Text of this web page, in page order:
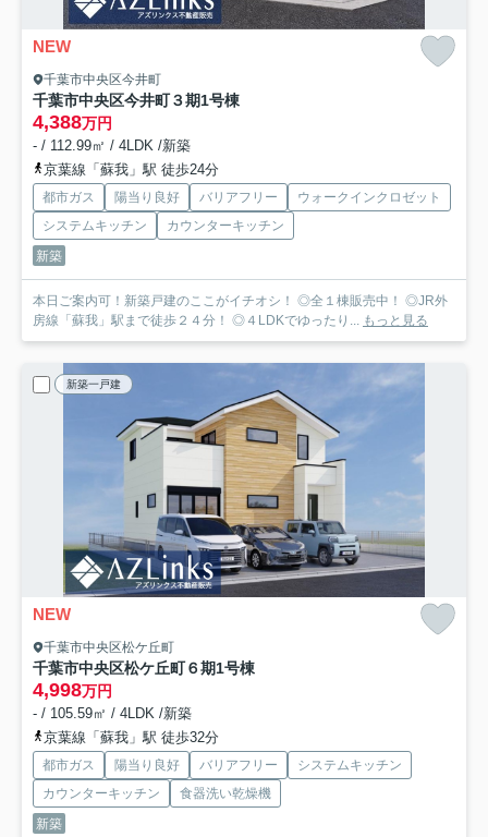
NEW
千葉市中央区今井町
千葉市中央区今井町３期1号棟
4,388万円
- / 112.99㎡ / 4LDK /新築
京葉線「蘇我」駅 徒歩24分
都市ガス 陽当り良好 バリアフリー
ウォークインクロゼット
システムキッチン
カウンターキッチン
新築
本日ご案内可！新築戸建のここがイチオシ！ ◎全１棟販売中！ ◎JR外
房線「蘇我」駅まで徒歩２４分！ ◎４LDKでゆったり... もっと見る
新築一戸建
NEW
千葉市中央区松ケ丘町
千葉市中央区松ケ丘町６期1号棟
4,998万円
- / 105.59㎡ / 4LDK /新築
京葉線「蘇我」駅 徒歩32分
都市ガス 陽当り良好 バリアフリー
システムキッチン
カウンターキッチン
食器洗い乾燥機
新築